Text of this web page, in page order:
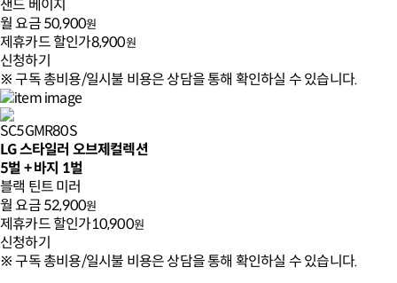
샌드 베이지
월 요금50,900원
제휴카드 할인가8,900원
신청하기
※ 구독 총비용/일시불 비용은 상담을 통해 확인하실 수 있습니다.
SC5GMR80S
LG 스타일러 오브제컬렉션
5벌 + 바지 1벌
블랙 틴트 미러
월 요금52,900원
제휴카드 할인가10,900원
신청하기
※ 구독 총비용/일시불 비용은 상담을 통해 확인하실 수 있습니다.